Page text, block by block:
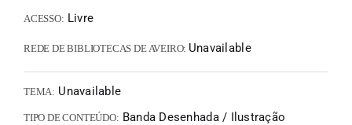
ACESSO: Livre
REDE DE BIBLIOTECAS DE AVEIRO: Unavailable
TEMA: Unavailable
TIPO DE CONTEÚDO: Banda Desenhada / Ilustração